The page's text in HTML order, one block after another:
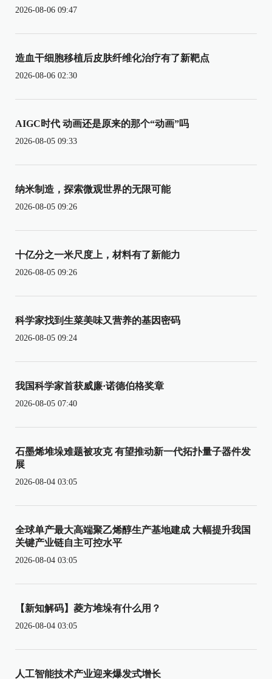
2026-08-06 09:47
造血干细胞移植后皮肤纤维化治疗有了新靶点
2026-08-06 02:30
AIGC时代 动画还是原来的那个“动画”吗
2026-08-05 09:33
纳米制造，探索微观世界的无限可能
2026-08-05 09:26
十亿分之一米尺度上，材料有了新能力
2026-08-05 09:26
科学家找到生菜美味又营养的基因密码
2026-08-05 09:24
我国科学家首获威廉·诺德伯格奖章
2026-08-05 07:40
石墨烯堆垛难题被攻克 有望推动新一代拓扑量子器件发
展
2026-08-04 03:05
全球单产最大高端聚乙烯醇生产基地建成 大幅提升我国
关键产业链自主可控水平
2026-08-04 03:05
【新知解码】菱方堆垛有什么用？
2026-08-04 03:05
人工智能技术产业迎来爆发式增长